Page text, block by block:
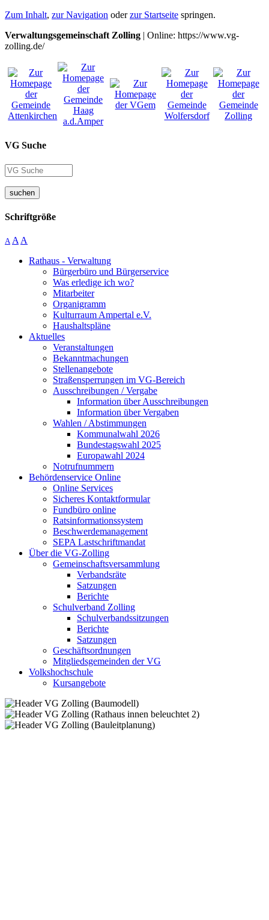
Zum Inhalt, zur Navigation oderzur Startseite springen.
Verwaltungsgemeinschaft Zolling | Online: https://www.vg-
zolling.de/
VG Suche
suchen
Schriftgröße
A A A
Rathaus - Verwaltung
Bürgerbüro und Bürgerservice
Was erledige ich wo?
Mitarbeiter
Organigramm
Kulturraum Ampertal e.V.
Haushaltspläne
Aktuelles
Veranstaltungen
Bekanntmachungen
Stellenangebote
Straßensperrungen im VG-Bereich
Ausschreibungen / Vergabe
Information über Ausschreibungen
Information über Vergaben
Wahlen / Abstimmungen
Kommunalwahl 2026
Bundestagswahl 2025
Europawahl 2024
Notrufnummern
Behördenservice Online
Online Services
Sicheres Kontaktformular
Fundbüro online
Ratsinformationssystem
Beschwerdemanagement
SEPA Lastschriftmandat
Über die VG-Zolling
Gemeinschaftsversammlung
Verbandsräte
Satzungen
Berichte
Schulverband Zolling
Schulverbandssitzungen
Berichte
Satzungen
Geschäftsordnungen
Mitgliedsgemeinden der VG
Volkshochschule
Kursangebote